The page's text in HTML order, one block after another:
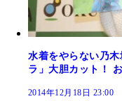
水着をやらない乃
ラ」大胆カット！
2014年12月18日 23:00